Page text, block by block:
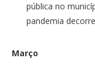
pública no
pandemia
Março